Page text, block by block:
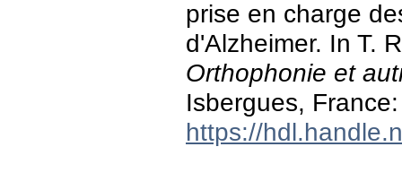
prise en charge
d'Alzheimer. In T.
Orthophonie et
Isbergues,
https://